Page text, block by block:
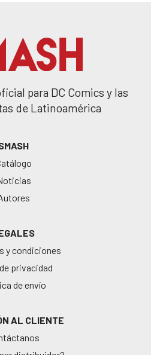
para DC Comics y las
de Latinoamérica
y condiciones
privacidad
de envío
AL CLIENTE